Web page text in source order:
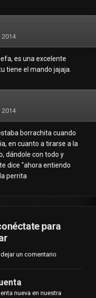
2014
es una excelente
tiene el mando jajaja.
2014
borrachita cuando
en cuanto a tirarse a la
dándole con todo y
dice "ahora entiendo
perrita
para
un comentario
nueva en nuestra